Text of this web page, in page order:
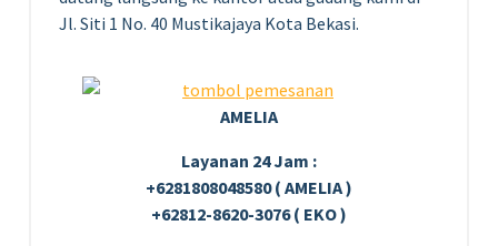
Jl. Siti 1 No. 40 Mustikajaya Kota Bekasi.
AMELIA
Layanan 24 Jam :
+6281808048580 ( AMELIA )
+62812-8620-3076 ( EKO )